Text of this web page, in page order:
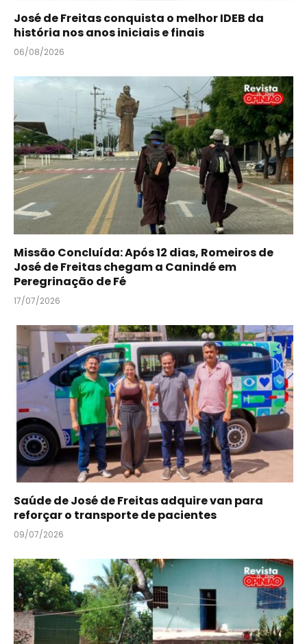
José de Freitas conquista o melhor IDEB da
história nos anos iniciais e finais
06/08/2026
Missão Concluída: Após 12 dias, Romeiros de
José de Freitas chegam a Canindé em
Peregrinação de Fé
17/07/2026
Saúde de José de Freitas adquire van para
reforçar o transporte de pacientes
09/07/2026